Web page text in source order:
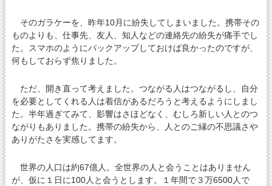
そのガラケーを、昨年10月に紛失してしまいました。携帯その
ものよりも、仕事先、友人、知人などの連絡先の紛失が痛手でし
た。スマホのようにバックアップしておけば良かったのですが、
何もしておらず焦りました。
ただ、開き直って考えました。つながる人はつながるし、自分
を必要としてくれる人は着信があるだろうと考えるようにしまし
た。半年過ぎてみて、影響はさほどなく、むしろ新しい人とのつ
ながりもありました。携帯の紛失から、人とのご縁の不思議さや
ありがたさを実感してます。
世界の人口は約67億人。全世界の人と会うことはありません
が、仮に１日に100人と会うとします。１年間で３万6500人で